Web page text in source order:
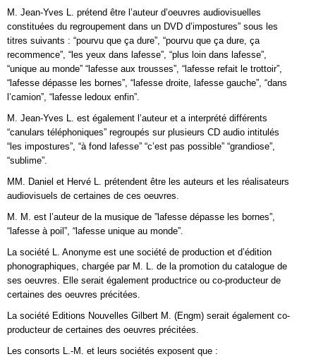
M. Jean-Yves L. prétend être l’auteur d’oeuvres audiovisuelles
constituées du regroupement dans un DVD d’impostures” sous les
titres suivants : “pourvu que ça dure”, “pourvu que ça dure, ça
recommence”, “les yeux dans lafesse”, “plus loin dans lafesse”,
“unique au monde” “lafesse aux trousses”, “lafesse refait le trottoir”,
“lafesse dépasse les bornes”, “lafesse droite, lafesse gauche”, “dans
l’camion”, “lafesse ledoux enfin”.
M. Jean-Yves L. est également l’auteur et a interprété différents
“canulars téléphoniques” regroupés sur plusieurs CD audio intitulés
“les impostures”, “à fond lafesse” “c’est pas possible” “grandiose”,
“sublime”.
MM. Daniel et Hervé L. prétendent être les auteurs et les réalisateurs
audiovisuels de certaines de ces oeuvres.
M. M. est l’auteur de la musique de ”lafesse dépasse les bornes”,
“lafesse à poil”, “lafesse unique au monde”.
La société L. Anonyme est une société de production et d’édition
phonographiques, chargée par M. L. de la promotion du catalogue de
ses oeuvres. Elle serait également productrice ou co-producteur de
certaines des oeuvres précitées.
La société Editions Nouvelles Gilbert M. (Engm) serait également co-
producteur de certaines des oeuvres précitées.
Les consorts L.-M. et leurs sociétés exposent que :